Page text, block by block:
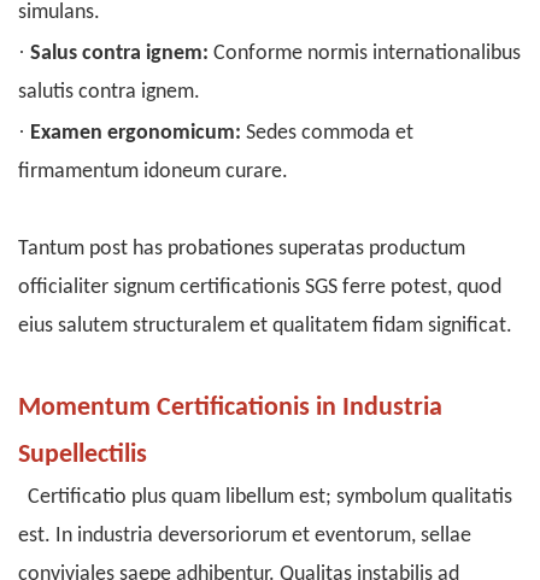
simulans.
· Salus contra ignem: Conforme normis internationalibus
salutis contra ignem.
· Examen ergonomicum: Sedes commoda et
firmamentum idoneum curare.
Tantum post has probationes superatas productum
officialiter signum certificationis SGS ferre potest, quod
eius salutem structuralem et qualitatem fidam significat.
Momentum Certificationis in Industria
Supellectilis
Certificatio plus quam libellum est; symbolum qualitatis
est. In industria deversoriorum et eventorum, sellae
conviviales saepe adhibentur. Qualitas instabilis ad